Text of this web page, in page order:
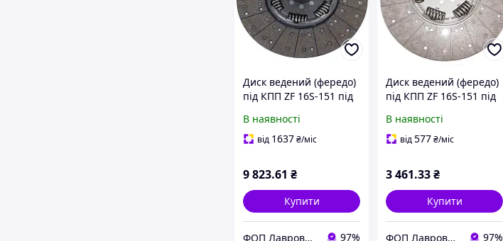
Диск ведений (фередо)
під КПП ZF 16S-151 під
закритих) аналог
SACHS (E.Sassone,
(6207ST)
В наявності
від 1637₴/міс
9 823.61 ₴
Купити
ФОП Лаврова Марія Михайлівна 97%
Диск ведений (фередо)
під КПП ZF 16S-151 під
відкритих) аналог
SACHS, 1878 000 205
В наявності
від577₴/міс
3 461.33₴
Купити
ФОП Лаврова Марія Михайлівна 97%